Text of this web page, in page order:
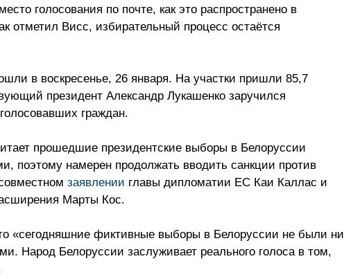
голосования по почте, как это распространено в
отметил Висс, избирательный процесс остаётся
в воскресенье, 26 января. На участки пришли 85,7
президент Александр Лукашенко заручился
граждан.
прошедшие президентские выборы в Белоруссии
поэтому намерен продолжать вводить санкции против
заявлении главы дипломатии ЕС Каи Каллас и
Марты Кос.
«сегодняшние фиктивные выборы в Белоруссии не были ни
Народ Белоруссии заслуживает реального голоса в том,